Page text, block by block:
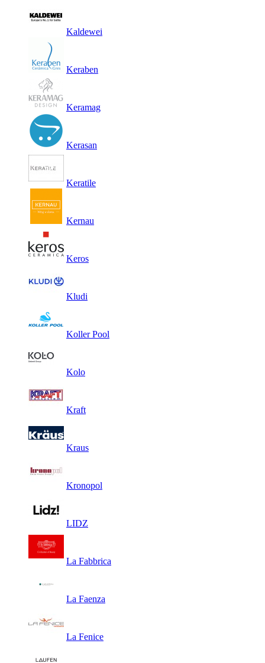
Kaldewei
Keraben
Keramag
Kerasan
Keratile
Kernau
Keros
Kludi
Koller Pool
Kolo
Kraft
Kraus
Kronopol
LIDZ
La Fabbrica
La Faenza
La Fenice